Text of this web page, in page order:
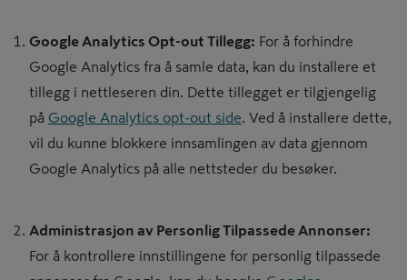
Google Analytics Opt-out Tillegg: For å forhindre
Google Analytics fra å samle data, kan du installere et
tillegg i nettleseren din. Dette tillegget er tilgjengelig
på Google Analytics opt-out side . Ved å installere dette,
vil du kunne blokkere innsamlingen av data gjennom
Google Analytics på alle nettsteder du besøker.
Administrasjon av Personlig Tilpassede Annonser:
For å kontrollere innstillingene for personlig tilpassede